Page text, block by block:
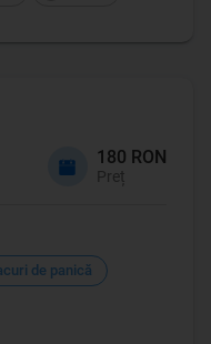
180 RON
Preț
de panică